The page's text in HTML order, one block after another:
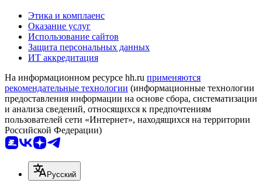
Этика и комплаенс
Оказание услуг
Использование сайтов
Защита персональных данных
ИТ аккредитация
На информационном ресурсе hh.ru применяются
рекомендательные технологии (информационные технологии
предоставления информации на основе сбора, систематизации
и анализа сведений, относящихся к предпочтениям
пользователей сети «Интернет», находящихся на территории
Российской Федерации)
Русский